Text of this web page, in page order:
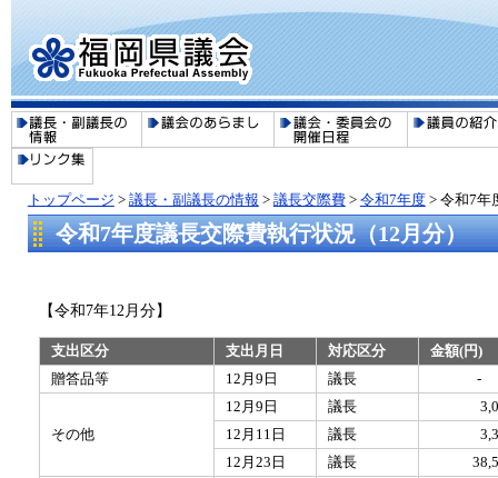
トップページ > 議長・副議長の情報 > 議長交際費> 令和7年度> 令和7年
令和7年度議長交際費執行状況（12月分）
【令和7年12月分】
支出区分 支出月日 対応区分
金額(円)
贈答品等
12月9日 議長 -
その他
12月9日 議長
12月11日
議長
12月23日
議長